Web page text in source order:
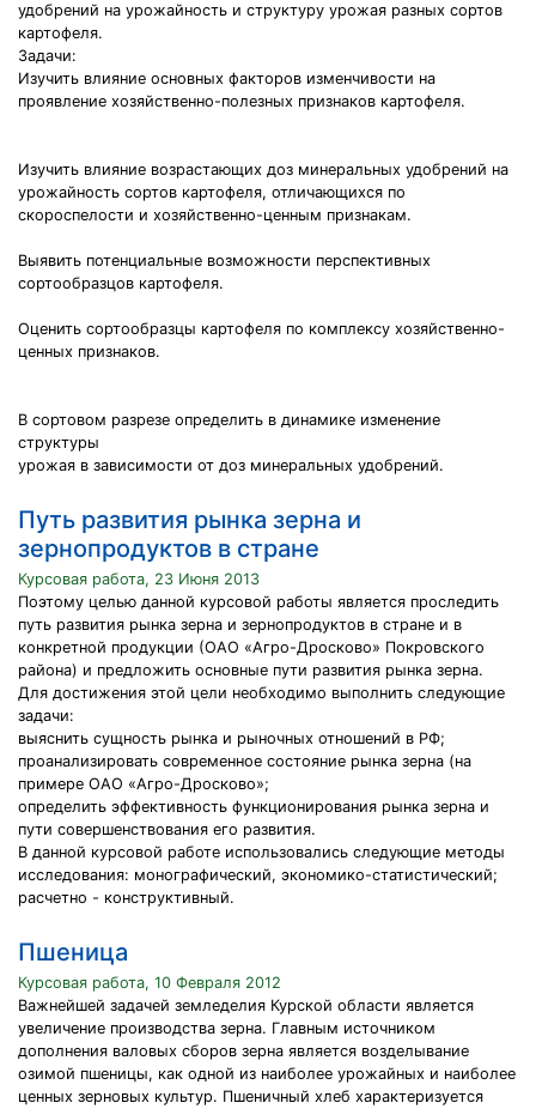
удобрений на урожайность и структуру урожая разных сортов
картофеля.
Задачи:
Изучить влияние основных факторов изменчивости на
проявление хозяйственно-полезных признаков картофеля.
Изучить влияние возрастающих доз минеральных удобрений на
урожайность сортов картофеля, отличающихся по
скороспелости и хозяйственно-ценным признакам.
Выявить потенциальные возможности перспективных
сортообразцов картофеля.
Оценить сортообразцы картофеля по комплексу хозяйственно-
ценных признаков.
В сортовом разрезе определить в динамике изменение
структуры
урожая в зависимости от доз минеральных удобрений.
Путь развития рынка зерна и
зернопродуктов в стране
Курсовая работа, 23 Июня 2013
Поэтому целью данной курсовой работы является проследить
путь развития рынка зерна и зернопродуктов в стране и в
конкретной продукции (ОАО «Агро-Дросково» Покровского
района) и предложить основные пути развития рынка зерна.
Для достижения этой цели необходимо выполнить следующие
задачи:
выяснить сущность рынка и рыночных отношений в РФ;
проанализировать современное состояние рынка зерна (на
примере ОАО «Агро-Дросково»;
определить эффективность функционирования рынка зерна и
пути совершенствования его развития.
В данной курсовой работе использовались следующие методы
исследования: монографический, экономико-статистический;
расчетно - конструктивный.
Пшеница
Курсовая работа, 10 Февраля 2012
Важнейшей задачей земледелия Курской области является
увеличение производства зерна. Главным источником
дополнения валовых сборов зерна является возделывание
озимой пшеницы, как одной из наиболее урожайных и наиболее
ценных зерновых культур. Пшеничный хлеб характеризуется